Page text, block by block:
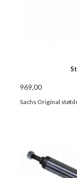
969,00
Sachs Original